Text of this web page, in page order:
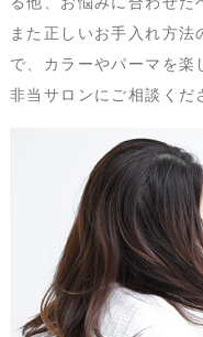
また正しいお手入れ方
で、カラーやパーマを楽
非当サロンにご相談くだ